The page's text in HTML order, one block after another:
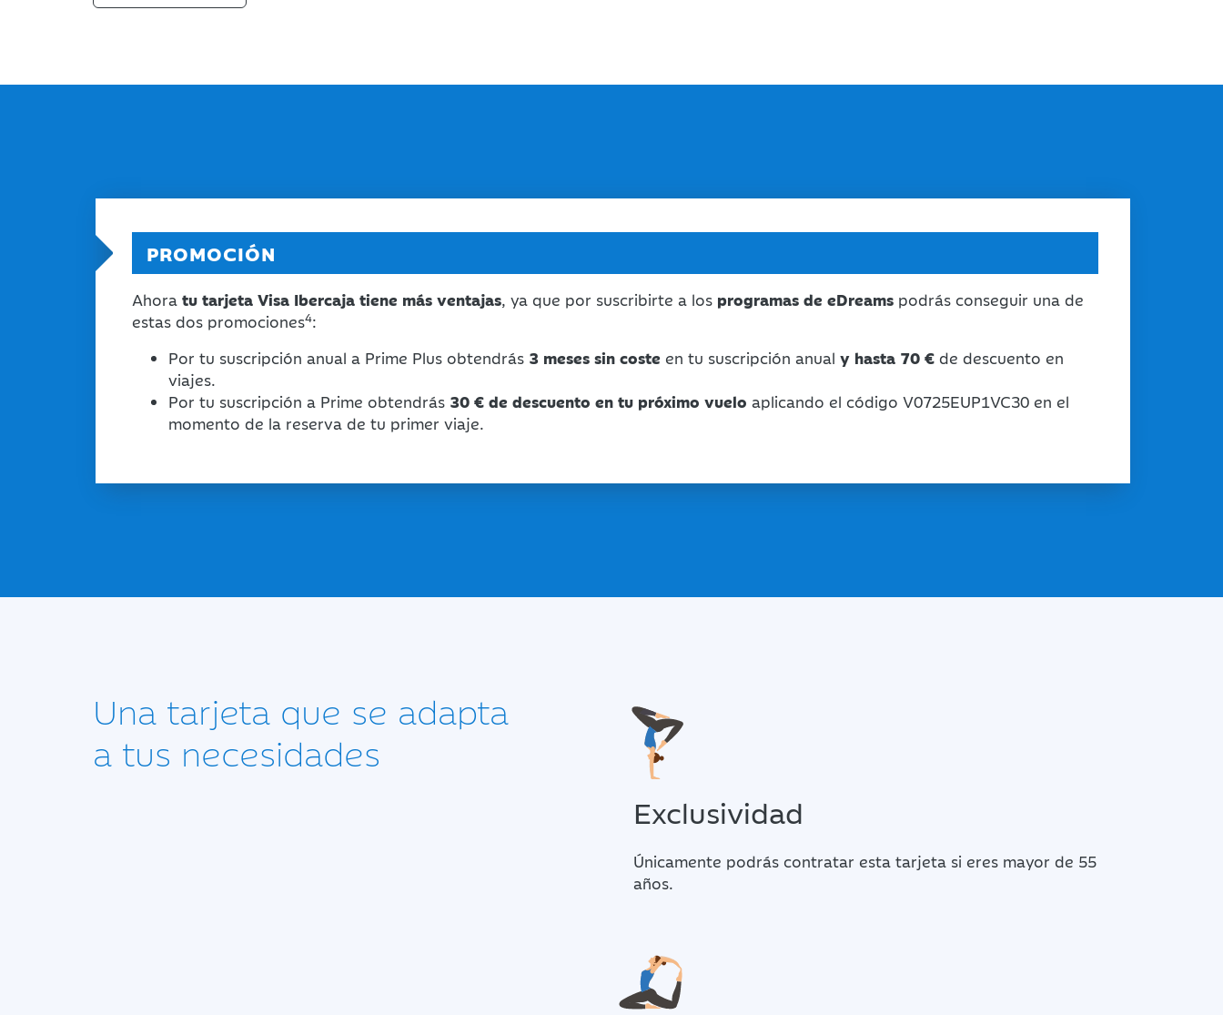
PROMOCIÓN
Ahora tu tarjeta Visa Ibercaja tiene más ventajas, ya que por suscribirte a los programas de eDreams podrás conseguir una de
estas dos promociones4:
Por tu suscripción anual a Prime Plus obtendrás 3 meses sin coste en tu suscripción anual y hasta 70 € de descuento en
viajes.
Por tu suscripción a Prime obtendrás 30 € de descuento en tu próximo vuelo aplicando el código V0725EUP1VC30 en el
momento de la reserva de tu primer viaje.
Una tarjeta que se adapta
a tus necesidades
Exclusividad
Únicamente podrás contratar esta tarjeta si eres mayor de 55
años.